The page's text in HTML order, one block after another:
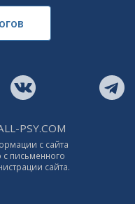
PSY.COM
с сайта
письменного
сайта.